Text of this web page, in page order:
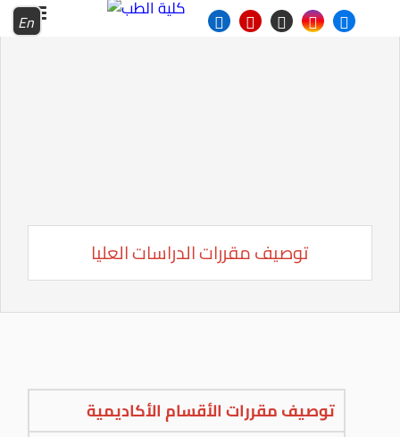
En
توصيف مقررات الدراسات العليا
توصيف مقررات الأقسام الأكاديمية